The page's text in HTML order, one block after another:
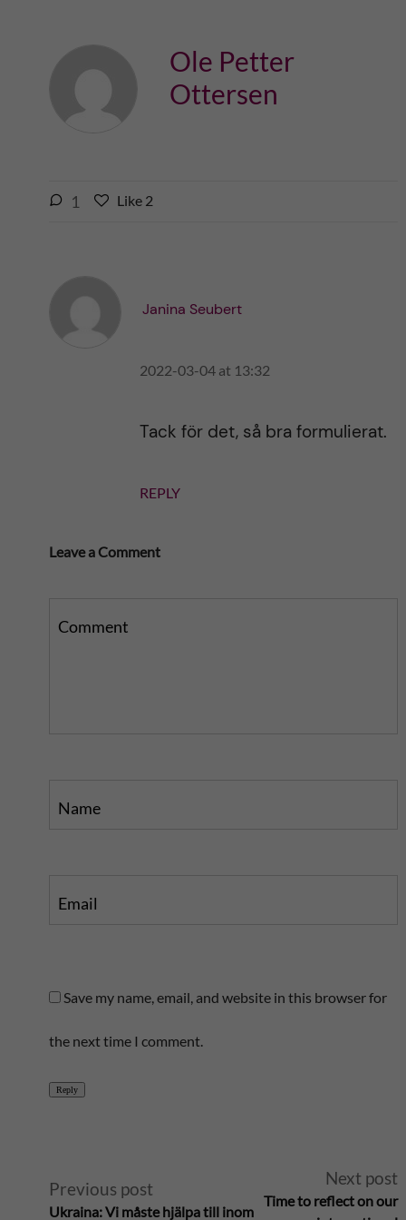
Ole Petter
Ottersen
1
L
t
i
Like 2l
t
s
s
Janina Seubert
2022-03-04 at 13:32
Tack för det, så bra formulierat.
REPLY
Leave a Comment
Comment
Name
Email
Save my name, email, and website in this browser for
the next time I comment.
Reply
l
Previous post
Ukraina: Vi måste hjälpa till inom
Next post
Time to reflect on our